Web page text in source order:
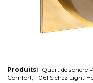
Produits: Quart de sphère
Comfort, 1 061 $ chez Light